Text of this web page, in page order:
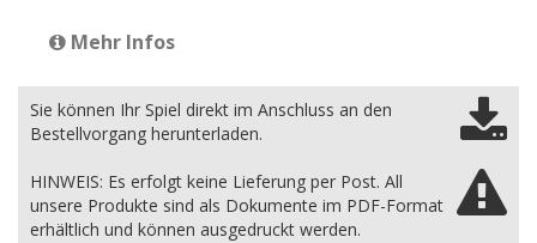
Mehr Infos
Sie können Ihr Spiel direkt im Anschluss an den
Bestellvorgang herunterladen.
HINWEIS: Es erfolgt keine Lieferung per Post. All
unsere Produkte sind als Dokumente im PDF-Format
erhältlich und können ausgedruckt werden.